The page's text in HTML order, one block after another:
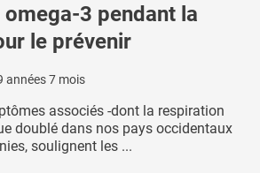
3 pendant la
le prévenir
années 7 mois
associés -dont la respiration
doublé dans nos pays occidentaux
soulignent les ...